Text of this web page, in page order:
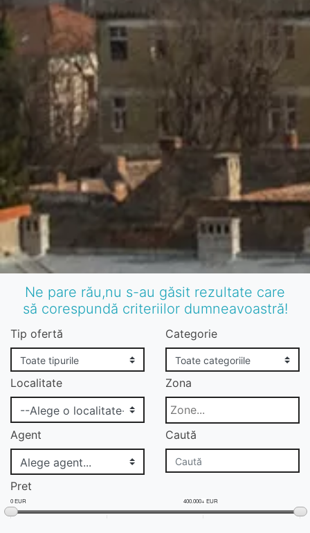
Ne pare rău,nu s-au găsit rezultate care
să corespundă criteriilor dumneavoastră!
Tip ofertă Categorie
Localitate Zona
Agent Caută
Pret
0 EUR 400.000+ EUR